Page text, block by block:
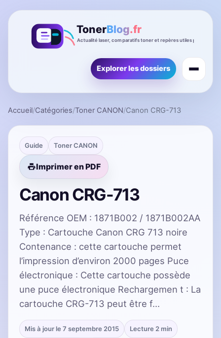
Explorer les dossiers
Accueil/Catégories/Toner CANON/Canon CRG-713
Guide Toner CANON
Imprimer en PDF
Canon CRG-713
Référence OEM : 1871B002 / 1871B002AA
Type : Cartouche Canon CRG 713 noire
Contenance : cette cartouche permet
l’impression d’environ 2000 pages Puce
électronique : Cette cartouche possède
une puce électronique Rechargemen t : La
cartouche CRG-713 peut être f…
Mis à jour le 7 septembre 2015 Lecture 2 min